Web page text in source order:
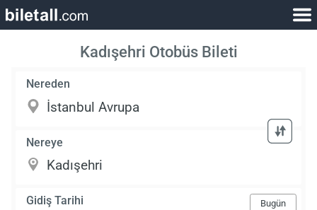
Kadışehri Otobüs Bileti
Nereden
Nereye
Gidiş Tarihi Bugün